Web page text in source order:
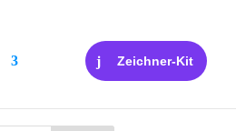
Zeichner-Kit